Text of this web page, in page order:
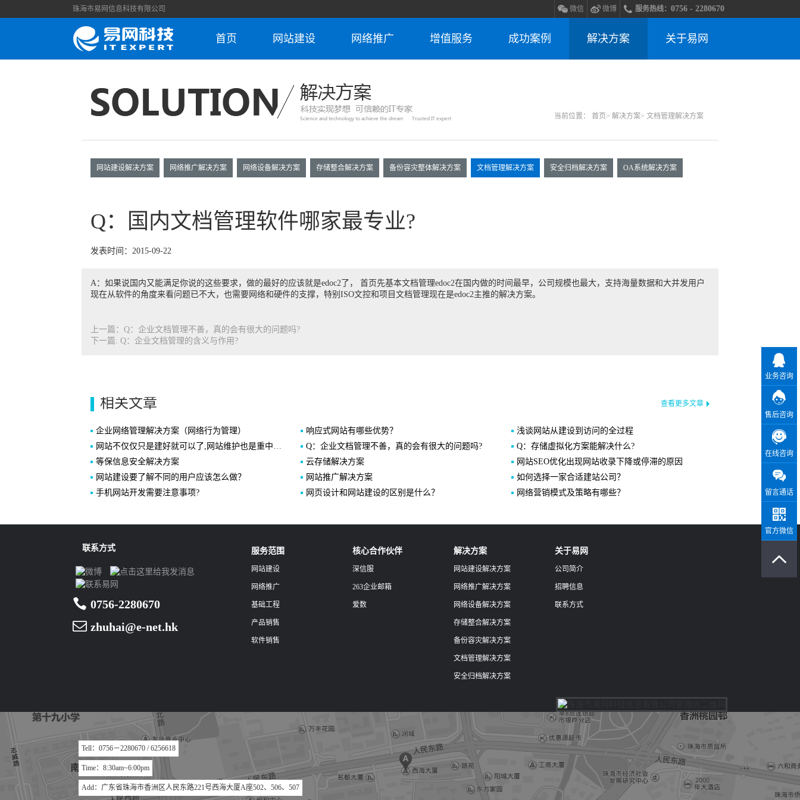
珠海市易网信息科技有限公司 微信 微博 服务热线： 0756 - 2280670
首页 网站建设 网络推广 增值服务 成功案例 解决方案 关于易网
业务咨询
售后咨询
在线咨询
留言通话
官方微信
当前位置： 首页 > 解决方案> 文档管理解决方案
网站建设解决方案 网络推广解决方案 网络设备解决方案 存储整合解决方案 备份容灾整体解决方案 文档管理解决方案 安全归档解决方案 OA系统解决方案
Q：国内文档管理软件哪家最专业?
发表时间：2015-09-22
A：如果说国内又能满足你说的这些要求，做的最好的应该就是edoc2了， 首页先基本文档管理edoc2在国内做的时间最早，公司规模也最大，支持海量数据和大并发用户
现在从软件的角度来看问题已不大，也需要网络和硬件的支撑，特别ISO文控和项目文档管理现在是edoc2主推的解决方案。
上一篇：Q：企业文档管理不善，真的会有很大的问题吗?
下一篇: Q：企业文档管理的含义与作用?
相关文章 查看更多文章
企业网络管理解决方案（网络行为管理） 响应式网站有哪些优势？
浅谈网站从建设到访问的全过程
网站不仅仅只是建好就可以了,网站维护也是重中之重!
Q：企业文档管理不善，真的会有很大的问题吗?
Q：存储虚拟化方案能解决什么?
等保信息安全解决方案
云存储解决方案
网站SEO优化出现网站收录下降或停滞的原因
网站建设要了解不同的用户应该怎么做？
网站推广解决方案
如何选择一家合适建站公司？
手机网站开发需要注意事项?
网页设计和网站建设的区别是什么？ 网络营销模式及策略有哪些？
联系方式
0756-2280670
zhuhai@e-net.hk
服务范围
网站建设
网络推广
基础工程
产品销售
软件销售
核心合作伙伴
深信服
263企业邮箱
爱数
解决方案
网站建设解决方案
网络推广解决方案
网络设备解决方案
存储整合解决方案
备份容灾解决方案
文档管理解决方案
安全归档解决方案
关于易网
公司简介
招聘信息
联系方式
Tell：0756－2280670 / 6256618
Time：8:30am~6:00pm
Add：广东省珠海市香洲区人民东路221号西海大厦A座502、506、507
业务咨询
售后咨询
在线咨询
留言通话
官方微信